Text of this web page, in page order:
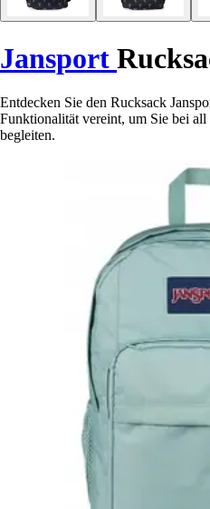
Jansport
Entdecken Sie den Rucksack
Funktionalität vereint, um Sie bei
begleiten.